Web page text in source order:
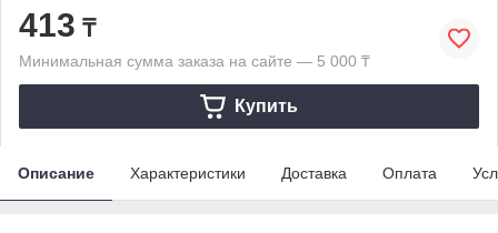
413 ₸
Минимальная сумма заказа на сайте — 5 000 ₸
Купить
Описание Характеристики Доставка Оплата